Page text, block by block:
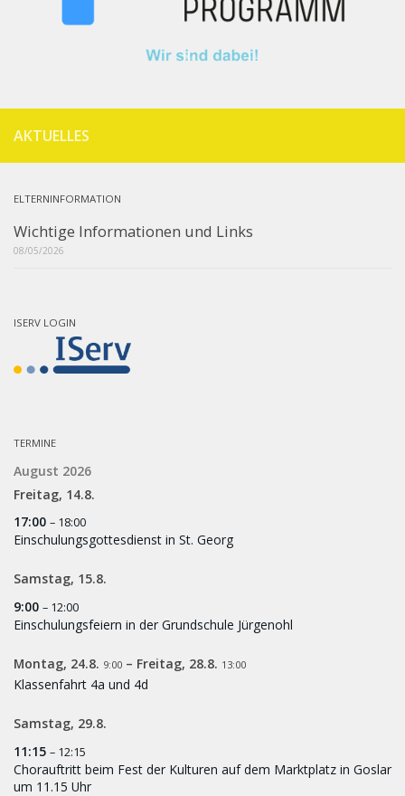
AKTUELLES
ELTERNINFORMATION
Wichtige Informationen und Links
08/05/2026
ISERV LOGIN
TERMINE
August 2026
Freitag, 14.8.
17:00 – 18:00
Einschulungsgottesdienst in St. Georg
Samstag, 15.8.
9:00 – 12:00
Einschulungsfeiern in der Grundschule Jürgenohl
Montag, 24.8. 9:00 – Freitag, 28.8. 13:00
Klassenfahrt 4a und 4d
Samstag, 29.8.
11:15 – 12:15
Chorauftritt beim Fest der Kulturen auf dem Marktplatz in Goslar
um 11.15 Uhr